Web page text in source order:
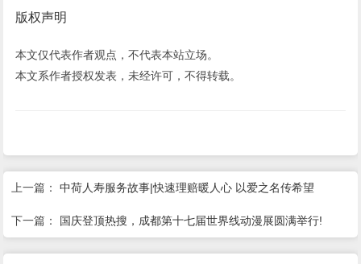
版权声明
本文仅代表作者观点，不代表本站立场。
本文系作者授权发表，未经许可，不得转载。
上一篇：中荷人寿服务故事|快速理赔暖人心 以爱之名传希望
下一篇： 国庆登顶热搜，成都第十七届世界线动漫展圆满举行!